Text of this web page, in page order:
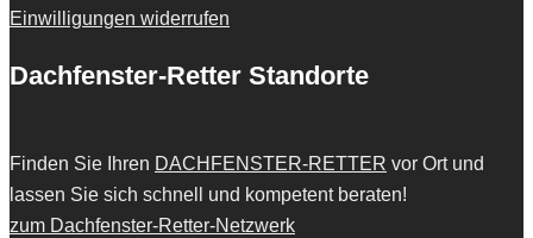
Einwilligungen widerrufen
Dachfenster-Retter Standorte
Finden Sie Ihren DACHFENSTER-RETTER vor Ort und
lassen Sie sich schnell und kompetent beraten!
zum Dachfenster-Retter-Netzwerk